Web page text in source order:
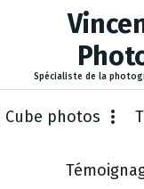
Spécialiste de la
Cube photos